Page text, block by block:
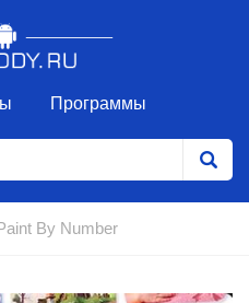
Программы
By Number